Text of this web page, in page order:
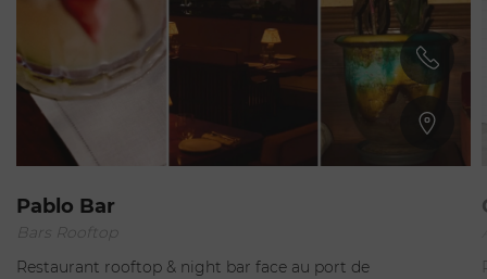
Gustavia
Ouvert
Pablo Bar
Bars Rooftop
Restaurant rooftop & night bar face au port de